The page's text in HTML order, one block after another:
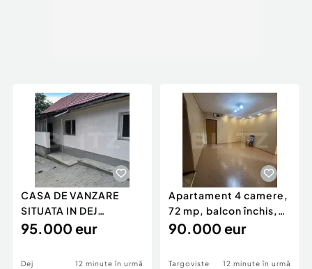
CASA DE VANZARE
SITUATA IN DEJ
APROAPE DE CENTRU
95.000 eur
Dej 12 minute în urmă
Apartament 4 camere,
72 mp, balcon închis,
Micro 5 – Târ
90.000 eur
Targoviste 12 minute în urmă